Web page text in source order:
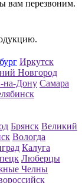
вам перезвоним.
Иркутск
Новгород
на-Дону Самара
Брянск Великий
Вологда
Калуга
Люберцы
Челны